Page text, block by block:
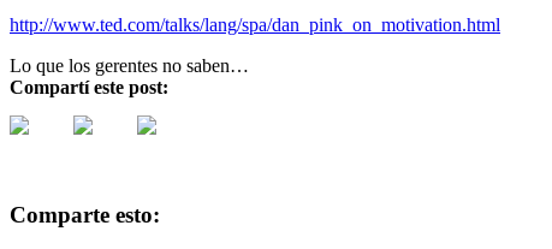
http://www.ted.com/talks/lang/spa/dan_pink_on_motivation.html
Lo que los gerentes no saben…
Compartí este post:
Comparte esto: